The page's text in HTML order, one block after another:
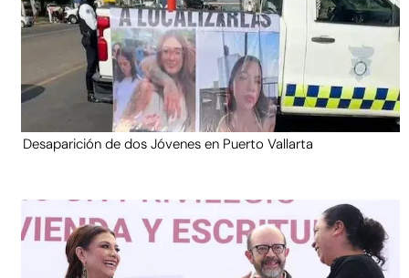
Desaparición de dos Jóvenes en Puerto Vallarta